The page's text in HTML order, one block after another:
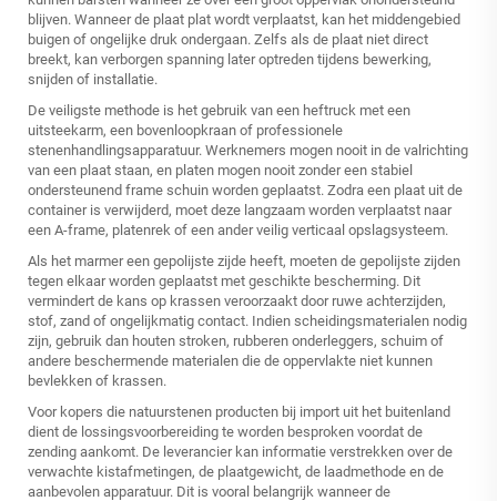
blijven. Wanneer de plaat plat wordt verplaatst, kan het middengebied
buigen of ongelijke druk ondergaan. Zelfs als de plaat niet direct
breekt, kan verborgen spanning later optreden tijdens bewerking,
snijden of installatie.
De veiligste methode is het gebruik van een heftruck met een
uitsteekarm, een bovenloopkraan of professionele
stenenhandlingsapparatuur. Werknemers mogen nooit in de valrichting
van een plaat staan, en platen mogen nooit zonder een stabiel
ondersteunend frame schuin worden geplaatst. Zodra een plaat uit de
container is verwijderd, moet deze langzaam worden verplaatst naar
een A-frame, platenrek of een ander veilig verticaal opslagsysteem.
Als het marmer een gepolijste zijde heeft, moeten de gepolijste zijden
tegen elkaar worden geplaatst met geschikte bescherming. Dit
vermindert de kans op krassen veroorzaakt door ruwe achterzijden,
stof, zand of ongelijkmatig contact. Indien scheidingsmaterialen nodig
zijn, gebruik dan houten stroken, rubberen onderleggers, schuim of
andere beschermende materialen die de oppervlakte niet kunnen
bevlekken of krassen.
Voor kopers die natuurstenen producten bij import uit het buitenland
dient de lossingsvoorbereiding te worden besproken voordat de
zending aankomt. De leverancier kan informatie verstrekken over de
verwachte kistafmetingen, de plaatgewicht, de laadmethode en de
aanbevolen apparatuur. Dit is vooral belangrijk wanneer de